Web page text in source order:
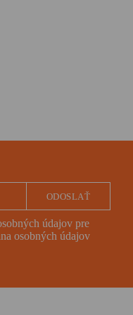
údajov pre
osobných údajov
ODOSLAŤ